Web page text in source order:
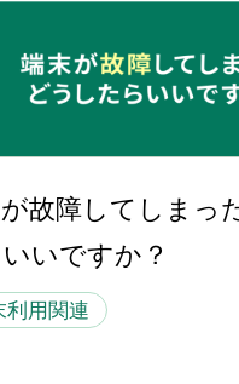
故障してしまっ
いですか？
利用関連